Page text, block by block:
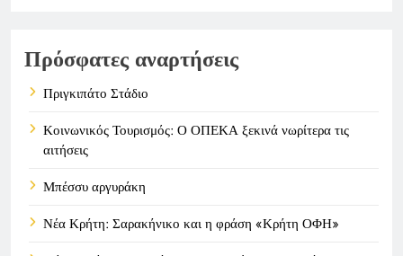
Πρόσφατες αναρτήσεις
Πριγκιπάτο Στάδιο
Κοινωνικός Τουρισμός: Ο ΟΠΕΚΑ ξεκινά νωρίτερα τις
αιτήσεις
Μπέσσυ αργυράκη
Νέα Κρήτη: Σαρακήνικο και η φράση «Κρήτη ΟΦΗ»